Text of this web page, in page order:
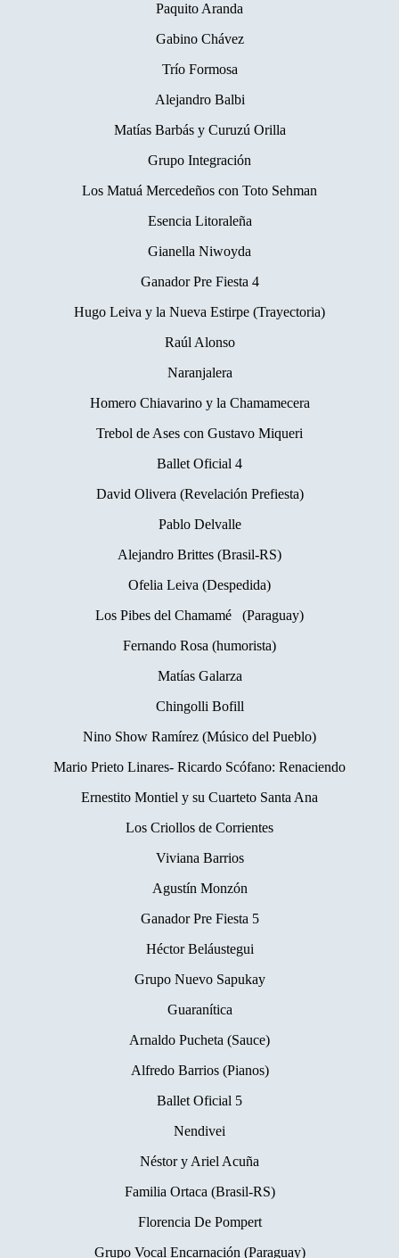
Paquito Aranda
Gabino Chávez
Trío Formosa
Alejandro Balbi
Matías Barbás y Curuzú Orilla
Grupo Integración
Los Matuá Mercedeños con Toto Sehman
Esencia Litoraleña
Gianella Niwoyda
Ganador Pre Fiesta 4
Hugo Leiva y la Nueva Estirpe (Trayectoria)
Raúl Alonso
Naranjalera
Homero Chiavarino y la Chamamecera
Trebol de Ases con Gustavo Miqueri
Ballet Oficial 4
David Olivera (Revelación Prefiesta)
Pablo Delvalle
Alejandro Brittes (Brasil-RS)
Ofelia Leiva (Despedida)
Los Pibes del Chamamé (Paraguay)
Fernando Rosa (humorista)
Matías Galarza
Chingolli Bofill
Nino Show Ramírez (Músico del Pueblo)
Mario Prieto Linares- Ricardo Scófano: Renaciendo
Ernestito Montiel y su Cuarteto Santa Ana
Los Criollos de Corrientes
Viviana Barrios
Agustín Monzón
Ganador Pre Fiesta 5
Héctor Beláustegui
Grupo Nuevo Sapukay
Guaranítica
Arnaldo Pucheta (Sauce)
Alfredo Barrios (Pianos)
Ballet Oficial 5
Nendivei
Néstor y Ariel Acuña
Familia Ortaca (Brasil-RS)
Florencia De Pompert
Grupo Vocal Encarnación (Paraguay)